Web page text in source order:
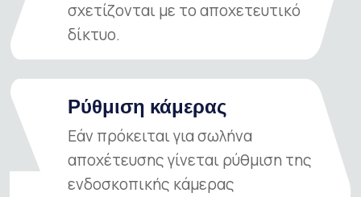
σχετίζονται με το αποχετευτικό
δίκτυο.
Ρύθμιση κάμερας
Εάν πρόκειται για σωλήνα
αποχέτευσης γίνεται ρύθμιση της
ενδοσκοπικής κάμερας